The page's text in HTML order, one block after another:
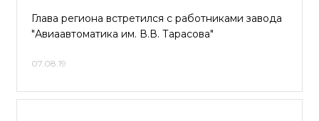
Глава региона встретился с работниками завода
"Авиаавтоматика им. В.В. Тарасова"
07.08.19